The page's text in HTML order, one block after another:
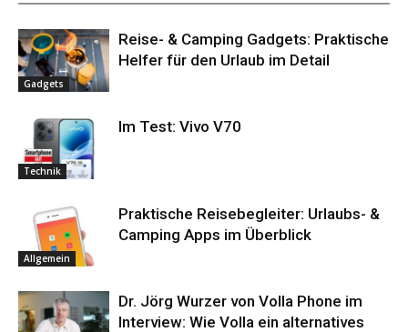
Gadgets
Reise- & Camping Gadgets: Praktische
Helfer für den Urlaub im Detail
Technik
Im Test: Vivo V70
Allgemein
Praktische Reisebegleiter: Urlaubs- &
Camping Apps im Überblick
Dr. Jörg Wurzer von Volla Phone im
Interview: Wie Volla ein alternatives